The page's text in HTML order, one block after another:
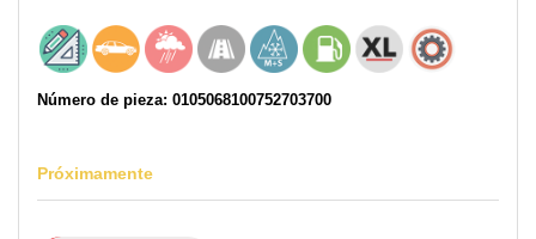
Número de pieza: 0105068100752703700
Próximamente